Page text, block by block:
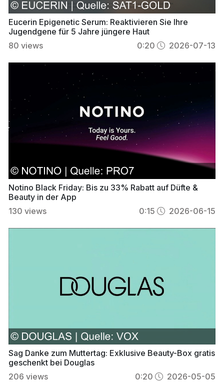
Eucerin Epigenetic Serum: Reaktivieren Sie Ihre
Jugendgene für 5 Jahre jüngere Haut
80 views 0:20 2026-07-13
Notino Black Friday: Bis zu 33% Rabatt auf Düfte &
Beauty in der App
130 views 0:15 2026-06-15
Sag Danke zum Muttertag: Exklusive Beauty-Box gratis
geschenkt bei Douglas
206 views 0:20 2026-05-05